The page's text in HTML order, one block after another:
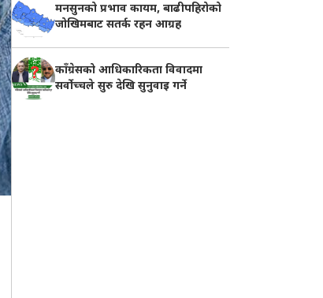
मनसुनको प्रभाव कायम, बाढीपहिरोको
जोखिमबाट सतर्क रहन आग्रह
काँग्रेसको आधिकारिकता विवादमा
सर्वोच्चले सुरु देखि सुनुवाइ गर्ने